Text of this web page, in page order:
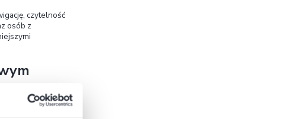
jedno przestarzałe (kryterium 4.1.1
współczesnym wyzwaniom technologicznym i
ztrudnościami poznawczymi i motorycznymi
Appearance”)
Zapewnia to lepszą orientację użytkownikom